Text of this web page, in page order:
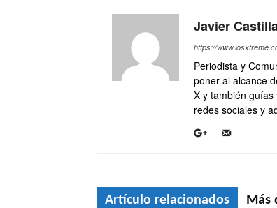
Javier
https://
Periodista y
poner al alcance
X y también
redes sociales y
Artículo relacionados Más